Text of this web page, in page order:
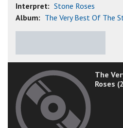
Interpret: Stone Roses
Album: The Very Best Of The
The
Roses